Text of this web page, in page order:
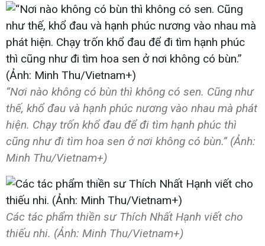
“Nơi nào không có bùn thì không có sen. Cũng như
thế, khổ đau và hạnh phúc nương vào nhau mà phát
hiện. Chạy trốn khổ đau để đi tìm hạnh phúc thì
cũng như đi tìm hoa sen ở nơi không có bùn.” (Ảnh:
Minh Thu/Vietnam+)
Các tác phẩm thiền sư Thích Nhất Hạnh viết cho
thiếu nhi. (Ảnh: Minh Thu/Vietnam+)